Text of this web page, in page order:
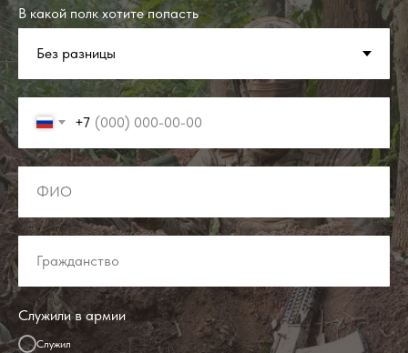
В какой полк хотите попасть
+7
Служили в армии
Служил